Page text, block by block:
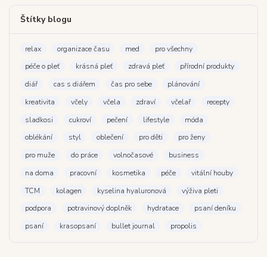
Štítky blogu
relax organizace času med
pro všechny
péče o pleť
krásná pleť zdravá pleť
přírodní produkty
diář
cas s diářem čas pro sebe
plánování
kreativita
včely včela zdraví včelař
recepty
sladkosi
cukroví pečení lifestyle
móda
oblékání
styl oblečení pro děti
pro ženy
pro muže
do práce volnočasové
business
na doma
pracovní kosmetika péče
vitální houby
TCM
kolagen kyselina hyaluronová
výživa pleti
podpora
potravinový doplněk hydratace
psaní deníku
psaní
krasopsaní bullet journal propolis